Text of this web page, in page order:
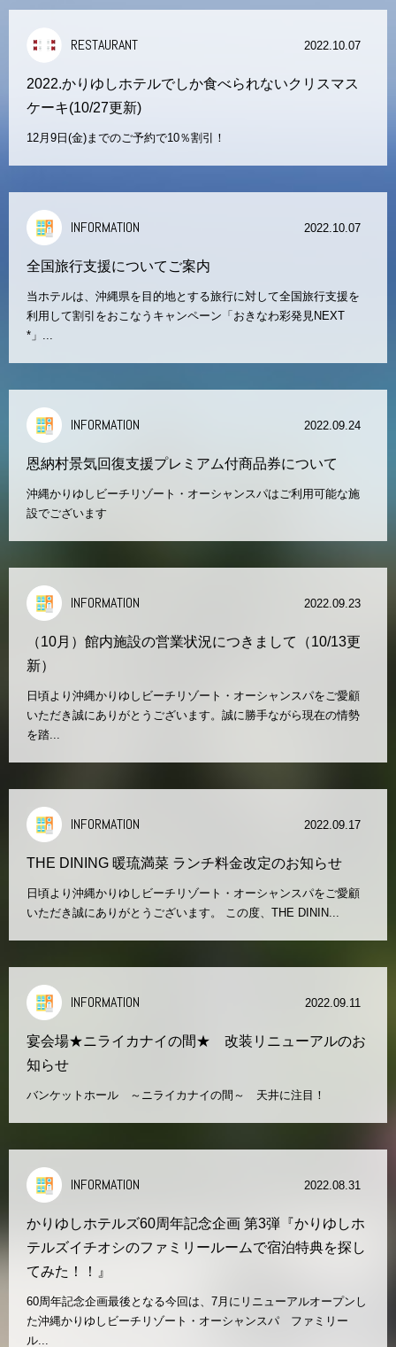
RESTAURANT 2022.10.07
2022.かりゆしホテルでしか食べられないクリスマス
ケーキ(10/27更新)
12月9日(金)までのご予約で10％割引！
INFORMATION 2022.10.07
全国旅行支援についてご案内
当ホテルは、沖縄県を目的地とする旅行に対して全国旅行支援を
利用して割引をおこなうキャンペーン「おきなわ彩発見NEXT
*」...
INFORMATION 2022.09.24
恩納村景気回復支援プレミアム付商品券について
沖縄かりゆしビーチリゾート・オーシャンスパはご利用可能な施
設でございます
INFORMATION 2022.09.23
（10月）館内施設の営業状況につきまして（10/13更
新）
日頃より沖縄かりゆしビーチリゾート・オーシャンスパをご愛顧
いただき誠にありがとうございます。誠に勝手ながら現在の情勢
を踏...
INFORMATION 2022.09.17
THE DINING 暖琉満菜 ランチ料金改定のお知らせ
日頃より沖縄かりゆしビーチリゾート・オーシャンスパをご愛顧
いただき誠にありがとうございます。 この度、THE DININ...
INFORMATION 2022.09.11
宴会場★ニライカナイの間★ 改装リニューアルのお
知らせ
バンケットホール ～ニライカナイの間～ 天井に注目！
INFORMATION 2022.08.31
かりゆしホテルズ60周年記念企画 第3弾『かりゆしホ
テルズイチオシのファミリールームで宿泊特典を探し
てみた！！』
60周年記念企画最後となる今回は、7月にリニューアルオープンし
た沖縄かりゆしビーチリゾート・オーシャンスパ ファミリー
ル...